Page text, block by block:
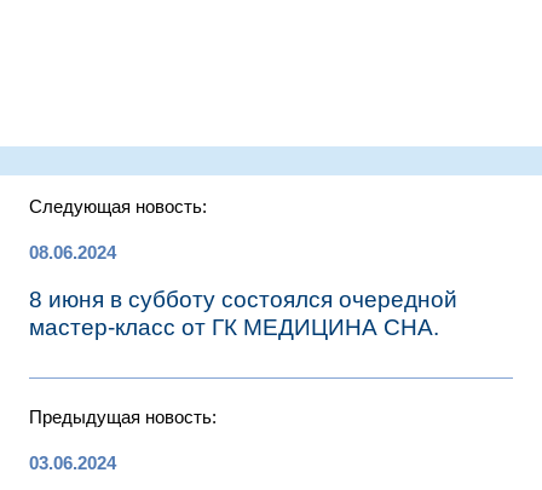
Следующая новость:
08.06.2024
8 июня в субботу состоялся очередной
мастер-класс от ГК МЕДИЦИНА СНА.
Предыдущая новость:
03.06.2024